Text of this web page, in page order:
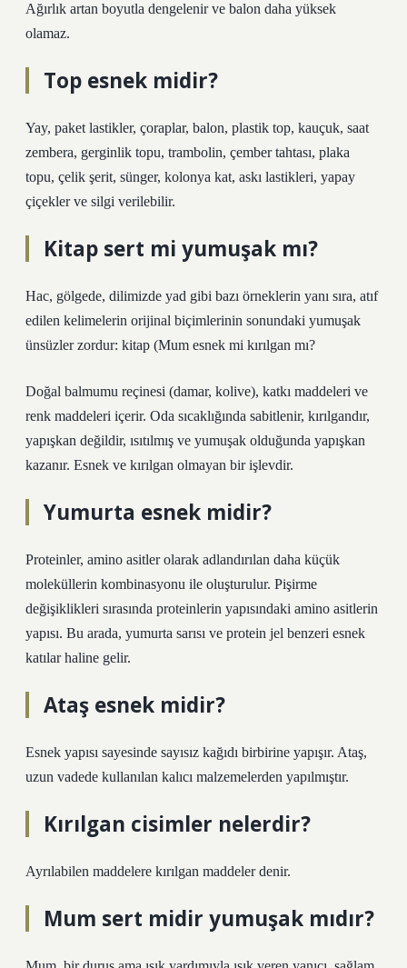
Ağırlık artan boyutla dengelenir ve balon daha yüksek
olamaz.
Top esnek midir?
Yay, paket lastikler, çoraplar, balon, plastik top, kauçuk, saat
zembera, gerginlik topu, trambolin, çember tahtası, plaka
topu, çelik şerit, sünger, kolonya kat, askı lastikleri, yapay
çiçekler ve silgi verilebilir.
Kitap sert mi yumuşak mı?
Hac, gölgede, dilimizde yad gibi bazı örneklerin yanı sıra, atıf
edilen kelimelerin orijinal biçimlerinin sonundaki yumuşak
ünsüzler zordur: kitap (Mum esnek mi kırılgan mı?
Doğal balmumu reçinesi (damar, kolive), katkı maddeleri ve
renk maddeleri içerir. Oda sıcaklığında sabitlenir, kırılgandır,
yapışkan değildir, ısıtılmış ve yumuşak olduğunda yapışkan
kazanır. Esnek ve kırılgan olmayan bir işlevdir.
Yumurta esnek midir?
Proteinler, amino asitler olarak adlandırılan daha küçük
moleküllerin kombinasyonu ile oluşturulur. Pişirme
değişiklikleri sırasında proteinlerin yapısındaki amino asitlerin
yapısı. Bu arada, yumurta sarısı ve protein jel benzeri esnek
katılar haline gelir.
Ataş esnek midir?
Esnek yapısı sayesinde sayısız kağıdı birbirine yapışır. Ataş,
uzun vadede kullanılan kalıcı malzemelerden yapılmıştır.
Kırılgan cisimler nelerdir?
Ayrılabilen maddelere kırılgan maddeler denir.
Mum sert midir yumuşak mıdır?